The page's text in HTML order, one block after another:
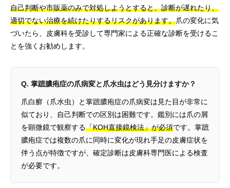
自己判断や市販薬のみで対処しようとすると、診断が遅れたり、
適切でない治療を続けたりするリスクがあります。爪の変化に気
づいたら、皮膚科を受診して専門家による正確な診断を受けるこ
とを強くお勧めします。
Q. 掌蹠膿疱症の爪病変と爪水虫はどう見分けますか？
爪白癬（爪水虫）と掌蹠膿疱症の爪病変は見た目が非常に
似ており、自己判断での区別は困難です。鑑別には爪の屑
を顕微鏡で観察する「KOH直接鏡検法」が必須です。掌蹠
膿疱症では複数の爪に同時に変化が現れ手足の皮膚症状を
伴う点が特徴ですが、確定診断は皮膚科専門医による検査
が必要です。